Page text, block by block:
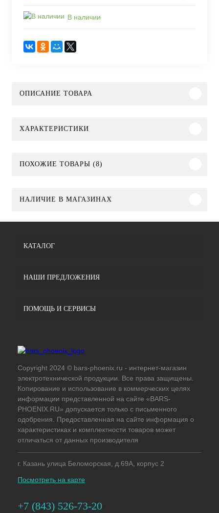
В наличии
ОПИСАНИЕ ТОВАРА
ХАРАКТЕРИСТИКИ
ПОХОЖИЕ ТОВАРЫ (8)
НАЛИЧИЕ В МАГАЗИНАХ
КАТАЛОГ
НАШИ ПРЕДЛОЖЕНИЯ
ПОМОЩЬ И СЕРВИСЫ
Copyright 2024 © bars-phoenix.ru - интернет-магазин
электротехнической продукции. Все права защищены.
Копирование и использование в коммерческих целях
информации представленной на сайте «BARS-
PHOENIX.RU» допускается только с письменного
одобрения. Предоставленная на сайте информация о
характеристиках и комплектности товаров может
отличаться от данных производителя
г. Казань улица Беломорская, д.69А, корпус 2
Посмотреть на карте
+7 (843) 526-73-20